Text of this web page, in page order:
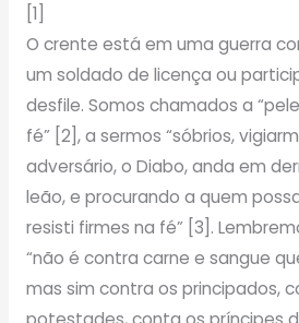
[1]
O crente está em uma guerra
um soldado de licença ou
desfile. Somos chamados a
fé” [2], a sermos “sóbrios,
adversário, o Diabo, anda em
leão, e procurando a quem
resisti firmes na fé” [3].
“não é contra carne e sangue
mas sim contra os principados,